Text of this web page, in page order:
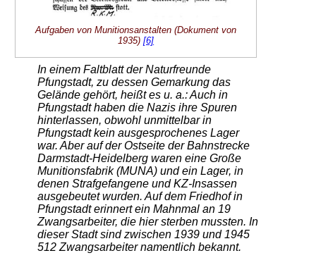
Aufgaben von Munitionsanstalten (Dokument von
1935)[6]
In einem Faltblatt der Naturfreunde
Pfungstadt, zu dessen Gemarkung das
Gelände gehört, heißt es u. a.: Auch in
Pfungstadt haben die Nazis ihre Spuren
hinterlassen, obwohl unmittelbar in
Pfungstadt kein ausgesprochenes Lager
war. Aber auf der Ostseite der Bahnstrecke
Darmstadt-Heidelberg waren eine Große
Munitionsfabrik (MUNA) und ein Lager, in
denen Strafgefangene und KZ-Insassen
ausgebeutet wurden. Auf dem Friedhof in
Pfungstadt erinnert ein Mahnmal an 19
Zwangsarbeiter, die hier sterben mussten. In
dieser Stadt sind zwischen 1939 und 1945
512 Zwangsarbeiter namentlich bekannt.